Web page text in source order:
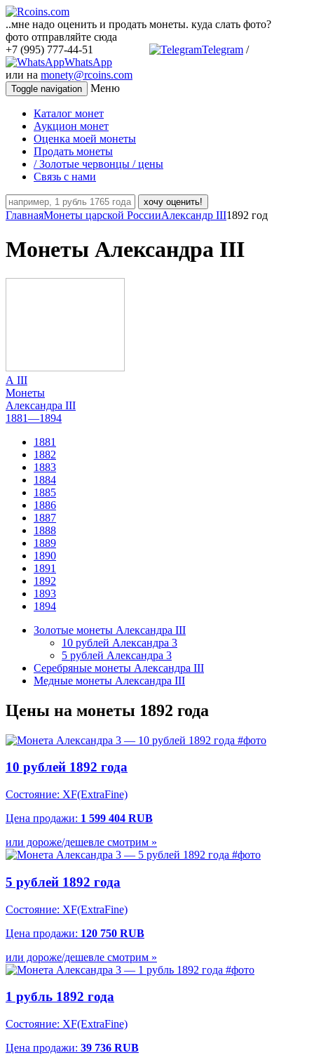
..мне надо оценить и продать монеты. куда слать фото?
фото отправляйте сюда
+7 (995) 777-44-51
Telegram /
WhatsApp
или на monety@rcoins.com
Toggle navigation Меню
Каталог монет
Аукцион монет
Оценка моей монеты
Продать монеты
/ Золотые червонцы / цены
Связь с нами
хочу оценить!
ГлавнаяМонеты царской РоссииАлександр III1892 год
Монеты Александра III
А III
Монеты
Александра III
1881—1894
1881
1882
1883
1884
1885
1886
1887
1888
1889
1890
1891
1892
1893
1894
Золотые монеты Александра III
10 рублей Александра 3
5 рублей Александра 3
Серебряные монеты Александра III
Медные монеты Александра III
Цены на монеты 1892 года
10 рублей 1892 года
Состояние: XF(ExtraFine)
Цена продажи: 1 599 404 RUB
или дороже/дешевле смотрим »
5 рублей 1892 года
Состояние: XF(ExtraFine)
Цена продажи: 120 750 RUB
или дороже/дешевле смотрим »
1 рубль 1892 года
Состояние: XF(ExtraFine)
Цена продажи: 39 736 RUB